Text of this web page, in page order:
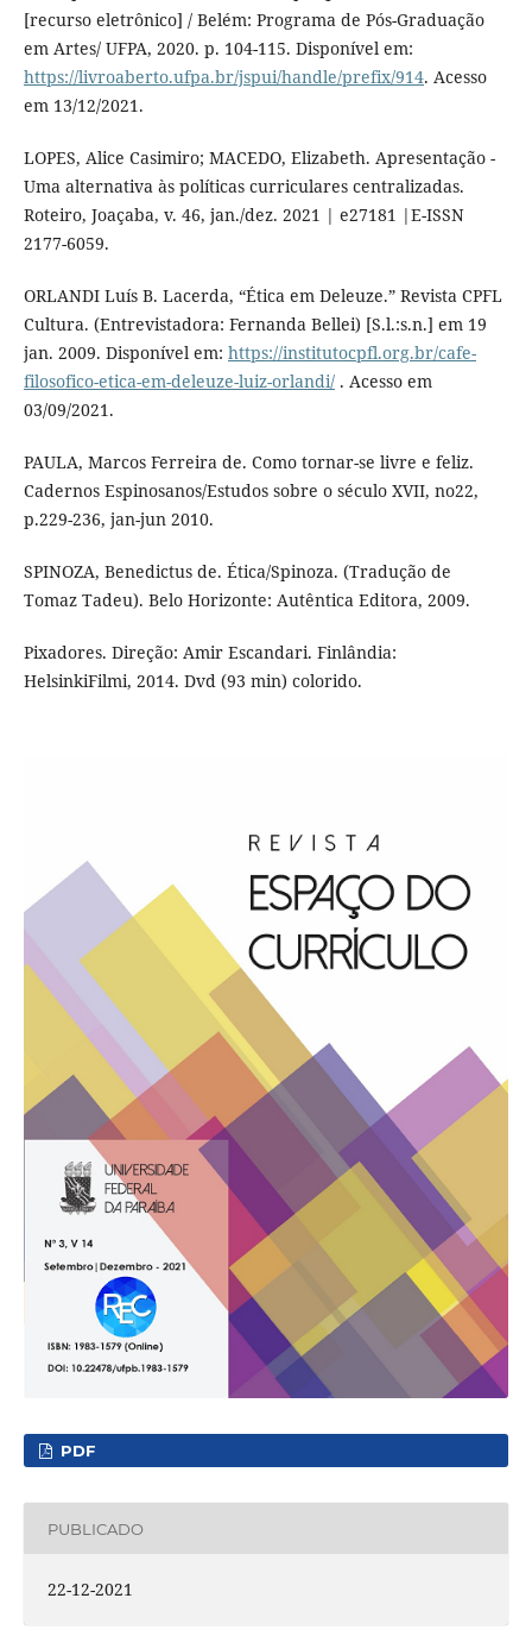
[recurso eletrônico] / Belém: Programa de Pós-Graduação
em Artes/ UFPA, 2020. p. 104-115. Disponível em:
https://livroaberto.ufpa.br/jspui/handle/prefix/914. Acesso
em 13/12/2021.
LOPES, Alice Casimiro; MACEDO, Elizabeth. Apresentação -
Uma alternativa às políticas curriculares centralizadas.
Roteiro, Joaçaba, v. 46, jan./dez. 2021 | e27181 |E-ISSN
2177-6059.
ORLANDI Luís B. Lacerda, “Ética em Deleuze.” Revista CPFL
Cultura. (Entrevistadora: Fernanda Bellei) [S.l.:s.n.] em 19
jan. 2009. Disponível em: https://institutocpfl.org.br/cafe-
filosofico-etica-em-deleuze-luiz-orlandi/. Acesso em
03/09/2021.
PAULA, Marcos Ferreira de. Como tornar-se livre e feliz.
Cadernos Espinosanos/Estudos sobre o século XVII, no22,
p.229-236, jan-jun 2010.
SPINOZA, Benedictus de. Ética/Spinoza. (Tradução de
Tomaz Tadeu). Belo Horizonte: Autêntica Editora, 2009.
Pixadores. Direção: Amir Escandari. Finlândia:
HelsinkiFilmi, 2014. Dvd (93 min) colorido.
PDF
PUBLICADO
22-12-2021